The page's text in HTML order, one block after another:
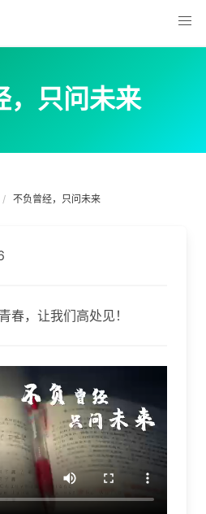
，只问未来
不负曾经，只问未来
春，让我们高处见！